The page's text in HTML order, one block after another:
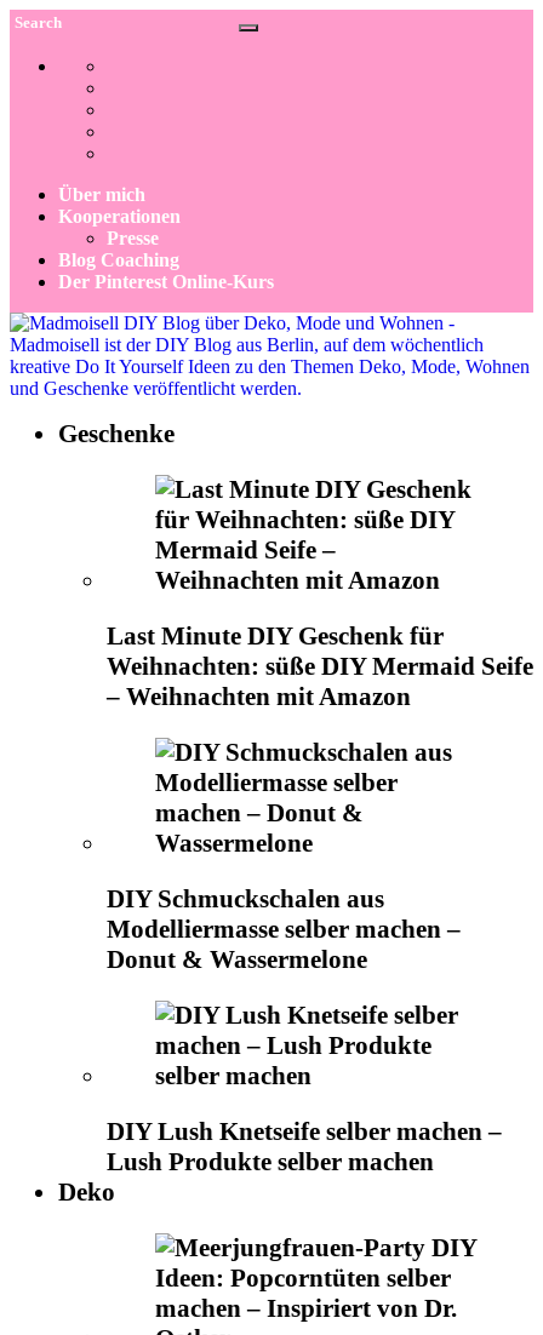
Über mich
Kooperationen
Presse
Blog Coaching
Der Pinterest Online-Kurs
Geschenke
Last Minute DIY Geschenk für
Weihnachten: süße DIY Mermaid Seife
– Weihnachten mit Amazon
DIY Schmuckschalen aus
Modelliermasse selber machen –
Donut & Wassermelone
DIY Lush Knetseife selber machen –
Lush Produkte selber machen
Deko